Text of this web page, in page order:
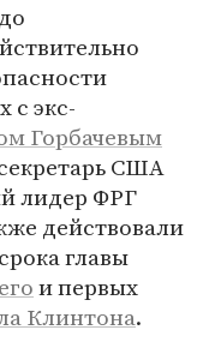
с экс-
Горбачевым
США
лидер ФРГ
действовали
главы
и первых
Клинтона.